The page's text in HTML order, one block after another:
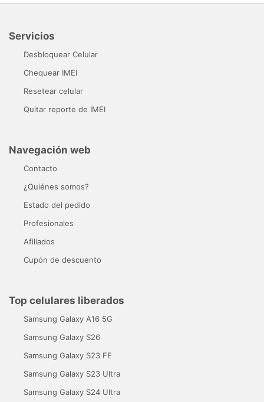
Servicios
Desbloquear Celular
Chequear IMEI
Resetear celular
Quitar reporte de IMEI
Navegación web
Contacto
¿Quiénes somos?
Estado del pedido
Profesionales
Afiliados
Cupón de descuento
Top celulares liberados
Samsung Galaxy A16 5G
Samsung Galaxy S26
Samsung Galaxy S23 FE
Samsung Galaxy S23 Ultra
Samsung Galaxy S24 Ultra